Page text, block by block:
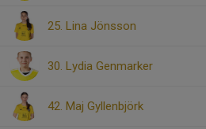
25. Lina Jönsson
30. Lydia Genmarker
42. Maj Gyllenbjörk